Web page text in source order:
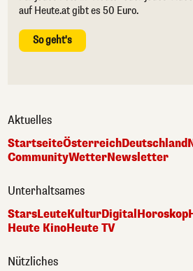
auf Heute.at gibt es 50 Euro.
So geht's
Aktuelles
StartseiteÖsterreichDeutschland
CommunityWetterNewsletter
Unterhaltsames
StarsLeuteKulturDigital Horoskop
Heute KinoHeute TV
Nützliches